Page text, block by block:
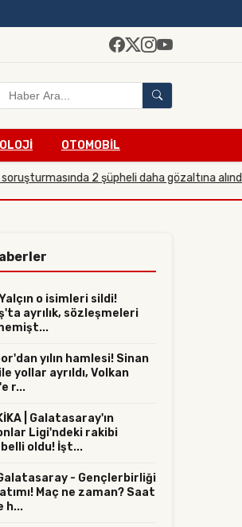
OTOMOBİL
2 şüpheli daha gözaltına alındı
o isimleri sildi!
ayrılık, sözleşmeleri
yılın hamlesi! Sinan
yollar ayrıldı, Volkan
r...
| Galatasaray'ın
Ligi'ndeki rakibi
oldu! İşt...
- Gençlerbirliği
Maç ne zaman? Saat
h...